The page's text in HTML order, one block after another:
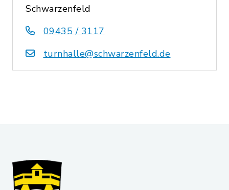
Schwarzenfeld
09435 / 3117
turnhalle@schwarzenfeld.de